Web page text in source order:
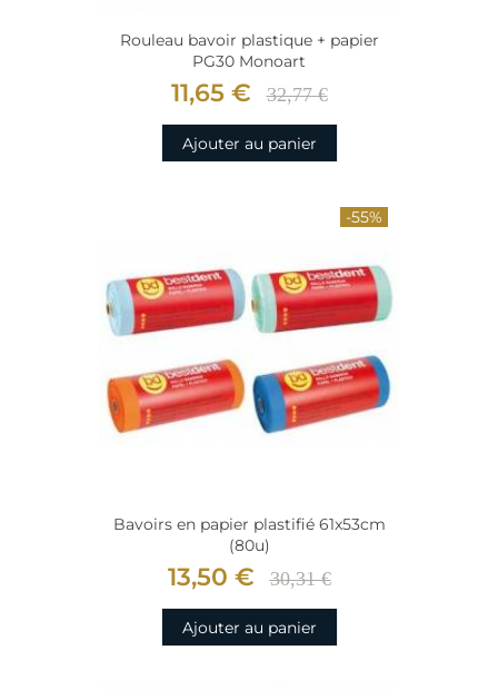
Rouleau bavoir plastique + papier
PG30 Monoart
11,65 € 32,77 €
Ajouter au panier
-55%
Bavoirs en papier plastifié 61x53cm
(80u)
13,50 € 30,31 €
Ajouter au panier